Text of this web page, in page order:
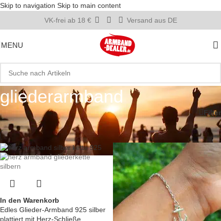
Skip to navigation Skip to main content
VK-frei ab 18 €
Versand aus DE
MENU
gliederarmband
Startseite » gliederarmband Filter
In den Warenkorb
Edles Glieder-Armband 925 silber
plattiert mit Herz-Schließe